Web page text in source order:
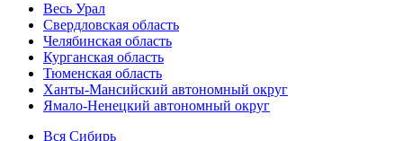
Весь Урал
Свердловская область
Челябинская область
Курганская область
Тюменская область
Ханты-Мансийский автономный округ
Ямало-Ненецкий автономный округ
Вся Сибирь